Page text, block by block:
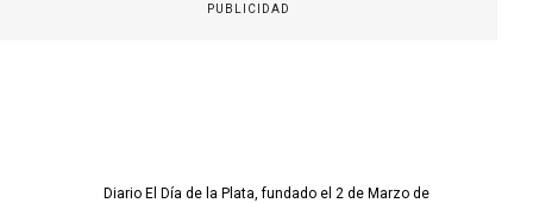
PUBLICIDAD
Diario El Día de la Plata, fundado el 2 de Marzo de